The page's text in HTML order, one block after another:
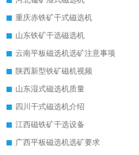
重庆赤铁矿干式磁选机
山东铁矿干选磁选机
云南平板磁选机选矿注意事项
陕西新型铁矿磁机视频
山东湿式磁选机质量
四川干式磁选机介绍
江西磁铁矿干选设备
广西平板磁选机选矿要求